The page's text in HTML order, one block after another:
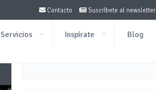
Contacto Suscríbete al newsletter
Servicios Inspírate Blog